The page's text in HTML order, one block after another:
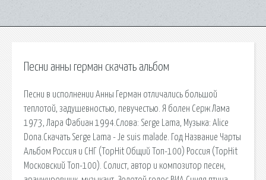
Песни анны герман скачать альбом
Песни в исполнении Анны Герман отличались большой
теплотой, задушевностью, певучестью. Я болен Серж Лама
1973, Лара Фабиан 1994.Слова: Serge Lama, Музыка: Alice
Dona.Скачать Serge Lama - Je suis malade. Год Название Чарты
Альбом Россия и СНГ (TopHit Общий Топ-100) Россия (TopHit
Московский Топ-100). Солист, автор и композитор песен,